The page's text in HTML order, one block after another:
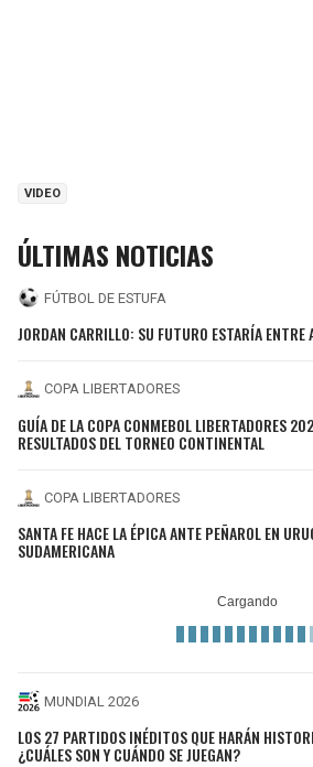
VIDEO
ÚLTIMAS NOTICIAS
FÚTBOL DE ESTUFA
JORDAN CARRILLO: SU FUTURO ESTARÍA
COPA LIBERTADORES
GUÍA DE LA COPA CONMEBOL LIBERTADORES
RESULTADOS DEL TORNEO CONTINENTAL
COPA LIBERTADORES
SANTA FE HACE LA ÉPICA ANTE PEÑAROL EN
SUDAMERICANA
MUNDIAL 2026
LOS 27 PARTIDOS INÉDITOS QUE HARÁN
¿CUÁLES SON Y CUÁNDO SE JUEGAN?